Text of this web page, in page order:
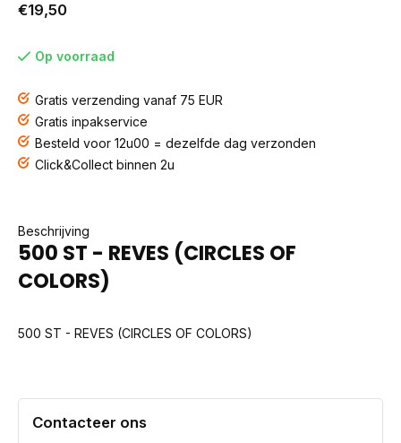
€19,50
Op voorraad
Gratis verzending vanaf 75 EUR
Gratis inpakservice
Besteld voor 12u00 = dezelfde dag verzonden
Click&Collect binnen 2u
Beschrijving
500 ST - REVES (CIRCLES OF
COLORS)
500 ST - REVES (CIRCLES OF COLORS)
Contacteer ons